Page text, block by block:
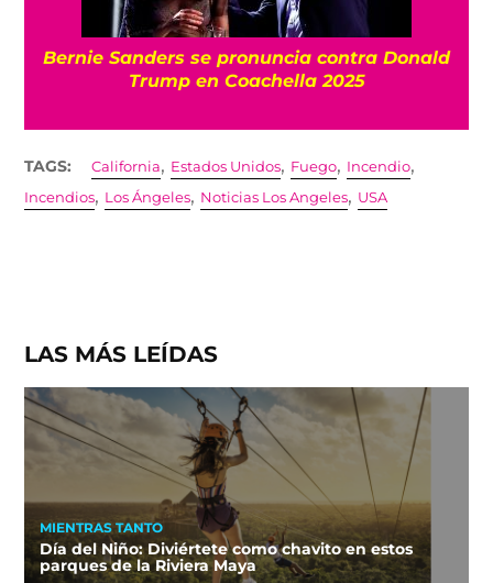
Bernie Sanders se pronuncia contra Donald
Trump en Coachella 2025
TAGS: California, Estados Unidos, Fuego, Incendio,
Incendios, Los Ángeles, Noticias Los Angeles, USA
LAS MÁS LEÍDAS
MIENTRAS TANTO
Día del Niño: Diviértete como chavito en estos
parques de la Riviera Maya